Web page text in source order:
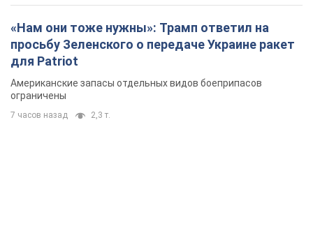
«Нам они тоже нужны»: Трамп ответил на
просьбу Зеленского о передаче Украине ракет
для Patriot
Американские запасы отдельных видов боеприпасов
ограничены
7 часов назад 2,3 т.